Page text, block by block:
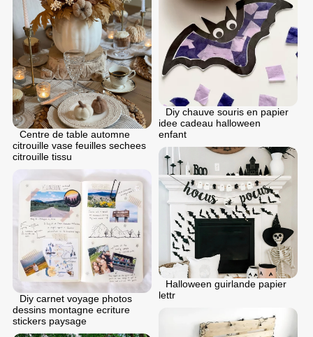
Diy chauve souris en papier
idee cadeau halloween
enfant
Centre de table automne
citrouille vase feuilles sechees
citrouille tissu
Halloween guirlande papier
lettr
Diy carnet voyage photos
dessins montagne ecriture
stickers paysage